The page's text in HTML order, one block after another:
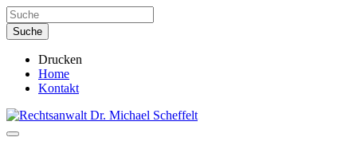
Drucken
Home
Kontakt